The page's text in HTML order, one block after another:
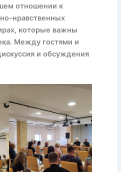
отношении к
нравственных
которые важны
Между гостями и
и обсуждения